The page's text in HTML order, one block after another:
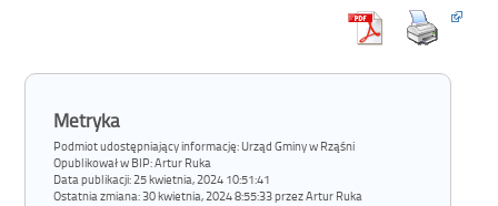
Metryka
Podmiot udostępniający informację: Urząd Gminy w Rząśni
Opublikował w BIP:Artur Ruka
Data publikacji:25 kwietnia, 2024 10:51:41
Ostatnia zmiana:30 kwietnia, 2024 8:55:33 przez Artur Ruka